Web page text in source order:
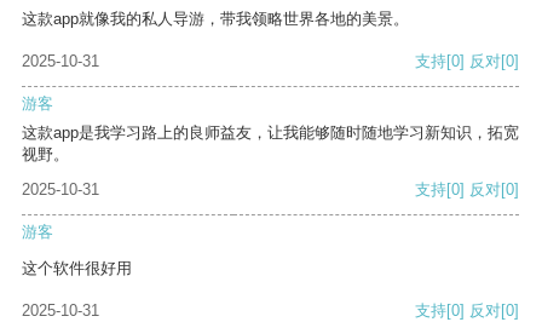
这款app就像我的私人导游，带我领略世界各地的美景。
2025-10-31 支持[0] 反对[0]
游客
这款app是我学习路上的良师益友，让我能够随时随地学习新知识，拓宽
视野。
2025-10-31
支持[0] 反对[0]
游客
这个软件很好用
2025-10-31 支持[0] 反对[0]